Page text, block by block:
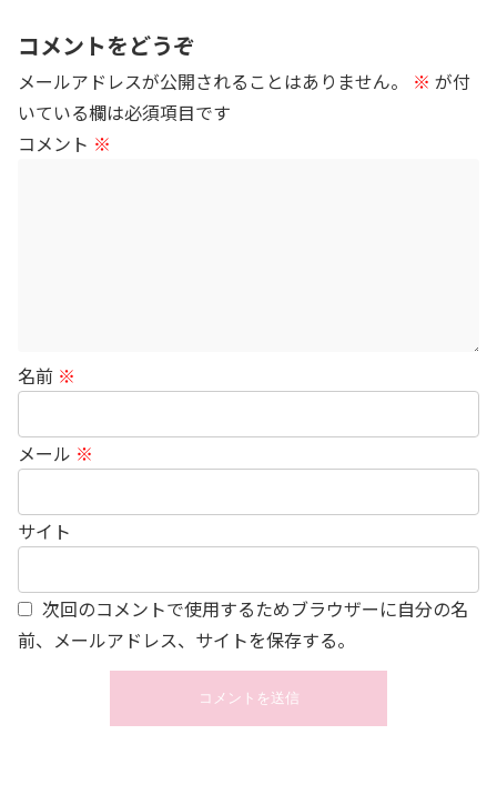
コメントをどうぞ
メールアドレスが公開されることはありません。 ※ が付
いている欄は必須項目です
コメント ※
名前 ※
メール ※
サイト
次回のコメントで使用するためブラウザーに自分の名
前、メールアドレス、サイトを保存する。